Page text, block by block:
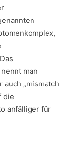
man
auch „mismatch
die
anfälliger für